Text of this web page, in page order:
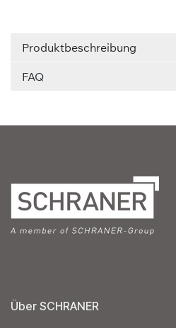
Produktbeschreibung
FAQ
Über SCHRANER